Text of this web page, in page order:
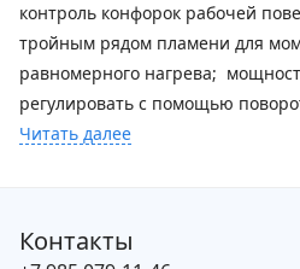
контроль конфорок рабочей
тройным рядом пламени для
равномерного нагрева;
регулировать с помощью
Читать далее
Контакты